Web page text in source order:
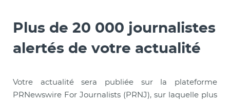
Plus de 20 000 journalistes
alertés de votre actualité
Votre actualité sera publiée sur la plateforme
PRNewswire For Journalists (PRNJ), sur laquelle plus